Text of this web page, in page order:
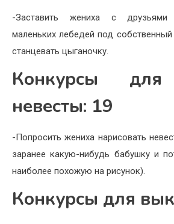
-Заставить жениха с друзьями
маленьких лебедей под
станцевать цыганочку.
Конкурсы
невесты: 19
-Попросить жениха нарисовать
заранее какую-нибудь бабушку и
наиболее похожую на рисунок).
Конкурсы для